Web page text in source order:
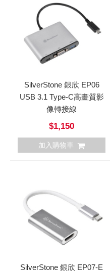
SilverStone 銀欣 EP06
USB 3.1 Type-C高畫質影
像轉接線
$1,150
加入購物車
SilverStone 銀欣 EP07-E